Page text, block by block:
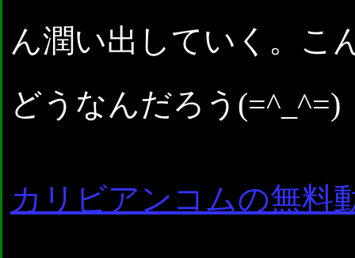
ん潤い出していく。こ
どうなんだろう(=^_^=)
カリビアンコムの無料